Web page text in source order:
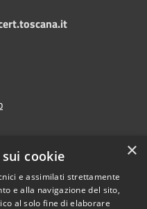
×
cookie
e assimilati strettamente
e alla navigazione del sito,
al solo fine di elaborare